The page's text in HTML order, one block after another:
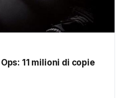
11 milioni di copie